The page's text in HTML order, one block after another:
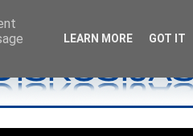
LEARN MORE GOT IT